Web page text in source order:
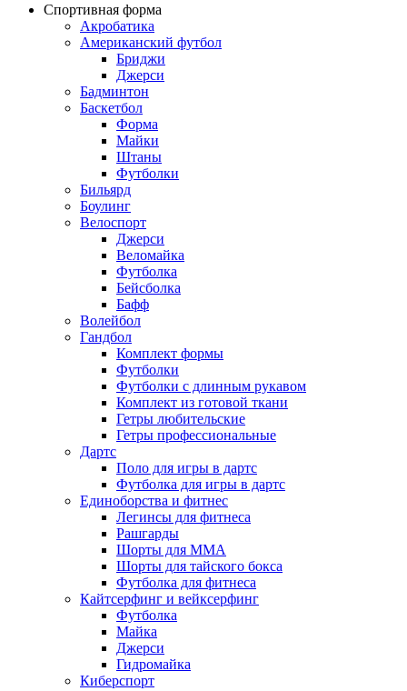
Спортивная форма
Акробатика
Американский футбол
Бриджи
Джерси
Бадминтон
Баскетбол
Форма
Майки
Штаны
Футболки
Бильярд
Боулинг
Велоспорт
Джерси
Веломайка
Футболка
Бейсболка
Бафф
Волейбол
Гандбол
Комплект формы
Футболки
Футболки с длинным рукавом
Комплект из готовой ткани
Гетры любительские
Гетры профессиональные
Дартс
Поло для игры в дартс
Футболка для игры в дартс
Единоборства и фитнес
Легинсы для фитнеса
Рашгарды
Шорты для MMA
Шорты для тайского бокса
Футболка для фитнеса
Кайтсерфинг и вейксерфинг
Футболка
Майка
Джерси
Гидромайка
Киберспорт